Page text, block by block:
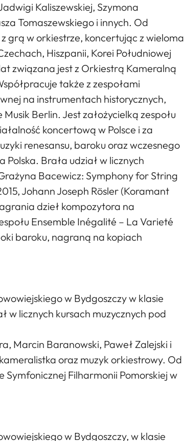
Kaliszewskiej, Szymona
Tomaszewskiego i innych. Od
grą w orkiestrze, koncertując z wieloma
Hiszpanii, Korei Południowej
związana jest z Orkiestrą Kameralną
także z zespołami
na instrumentach historycznych,
Berlin. Jest założycielką zespołu
koncertową w Polsce i za
renesansu, baroku oraz wczesnego
Brała udział w licznych
Bacewicz: Symphony for String
Johann Joseph Rösler (Koramant
dzieł kompozytora na
Ensemble Inégalité – La Varieté
baroku, nagraną na kopiach
w Bydgoszczy w klasie
w licznych kursach muzycznych pod
Marcin Baranowski, Paweł Zalejski i
oraz muzyk orkiestrowy. Od
Symfonicznej Filharmonii Pomorskiej w
w Bydgoszczy, w klasie